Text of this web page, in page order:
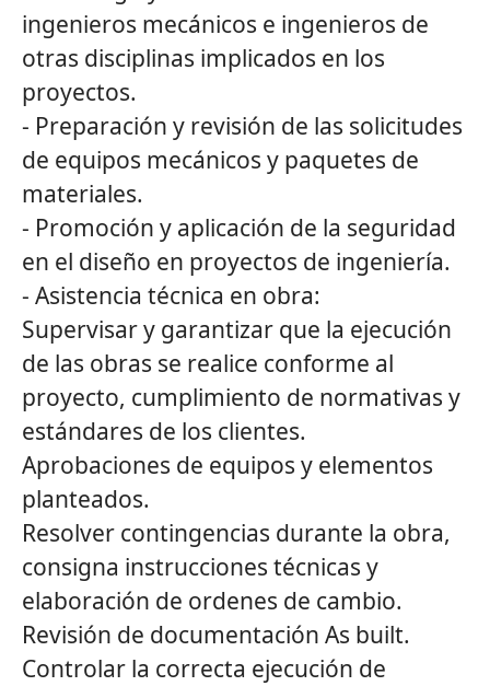
ingenieros mecánicos e ingenieros de
otras disciplinas implicados en los
proyectos.
- Preparación y revisión de las solicitudes
de equipos mecánicos y paquetes de
materiales.
- Promoción y aplicación de la seguridad
en el diseño en proyectos de ingeniería.
- Asistencia técnica en obra:
Supervisar y garantizar que la ejecución
de las obras se realice conforme al
proyecto, cumplimiento de normativas y
estándares de los clientes.
Aprobaciones de equipos y elementos
planteados.
Resolver contingencias durante la obra,
consigna instrucciones técnicas y
elaboración de ordenes de cambio.
Revisión de documentación As built.
Controlar la correcta ejecución de